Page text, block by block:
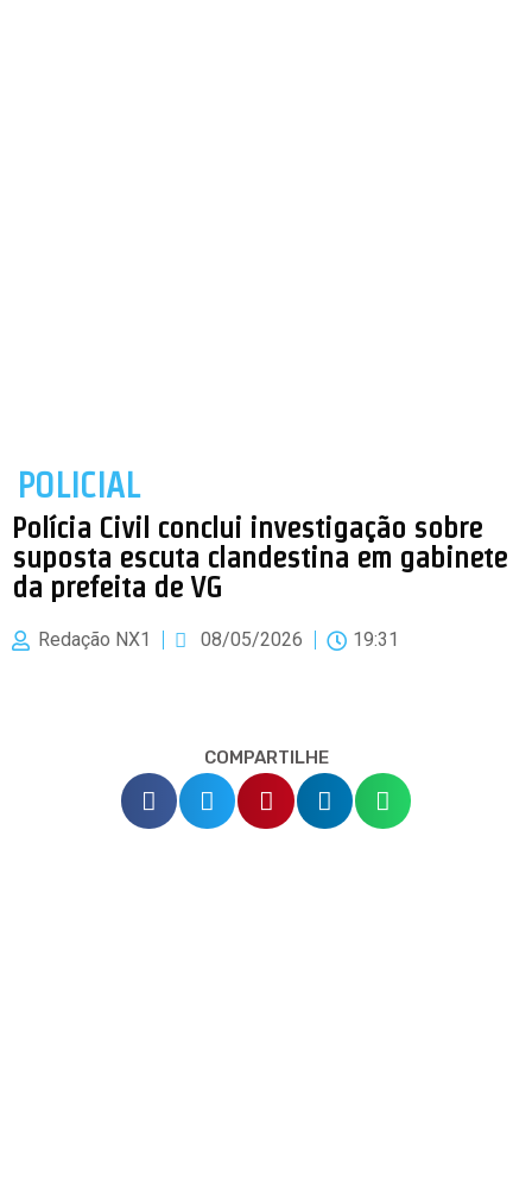
POLICIAL
Polícia Civil conclui investigação sobre
suposta escuta clandestina em gabinete
da prefeita de VG
Redação NX1 08/05/2026 19:31
COMPARTILHE